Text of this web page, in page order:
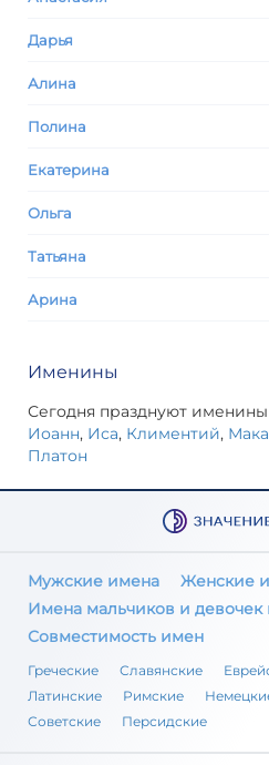
Дарья
Алина
Полина
Екатерина
Ольга
Татьяна
Арина
Именины
Сегодня празднуют именины
Иоанн, Иса, Климентий,
Платон
Мужские имена
Женские
Имена мальчиков и девочек
Совместимость имен
Греческие Славянские
Латинские
Римские
Советские
Персидские